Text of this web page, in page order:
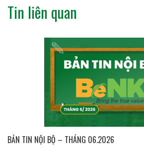
Tin liên quan
BẢN TIN NỘI BỘ – THÁNG 06.2026